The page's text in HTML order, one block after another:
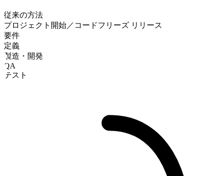
従来の方法
プロジェクト開始／コードフリーズ リリース
要件
定義
製造・開発
QA
テスト